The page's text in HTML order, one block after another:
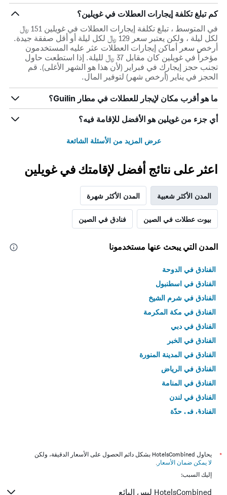
كم تبلغ تكلفة إيجارات العطلات في غويلين؟
في المتوسط ، تبلغ تكلفة إيجارات العطلات في غويلين 151 ﷼
لكل ليلة ، ولكن يعتبر سعر 129 ﷼ لكل ليلة أو أقل صفقة جيدة.
أرخص سعر أماكن إيجارات العطلات عثر عليه المستخدمون
مؤخراً في غويلين كان مقابل 37 ﷼ لليلة. إذا استطعت حاول
تجنب حجز إيجارك في فبراير (لأن هذا هو الشهر الأغلى). قم
الحجز في يناير (أرخص شهر) لتوفير المال.
ما هو أقرب مكان لإيجار للعطلات في مطار Guilin؟
أي جزء من غويلين هو الأفضل للإقامة فيه؟
عرض المزيد من الأسئلة الشائعة
اعثر على نتائج أفضل لإقامتك في غويلين
المدن الأكثر شعبية المدن الأكثر شهرة
بيوت عطلات في الصين فنادق في الصين
المدن التي يبحث عنها مستخدمونا
الفنادق في الدوحة
الفنادق في اسطنبول
الفنادق في شرم الشيخ
الفنادق في مكة المكرمة
الفنادق في دبي
الفنادق في الخبر
الفنادق في المدينة المنورة
الفنادق في الرياض
الفنادق في المنامة
الفنادق في لندن
الفنادق في جدّة
*
يحاول HotelsCombined بشكل دائم الحصول على الأسعار الدقيقة، ولكن
لا يمكن ضمان الأسعار .
إليك السبب:
HotelsCombined ليس البائع